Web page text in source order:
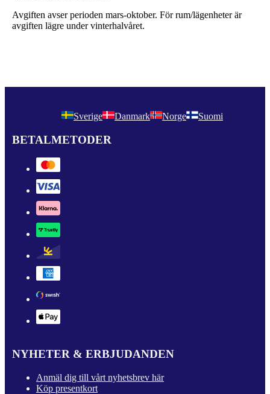
Avgiften avser perioden mars-oktober. För rum/lägenheter är
avgiften lägre under vinterhalvåret.
Sverige Danmark Norge Suomi
BETALMETODER
NYHETER & ERBJUDANDEN
Anmäl dig till vårt nyhetsbrev här
Köp presentkort